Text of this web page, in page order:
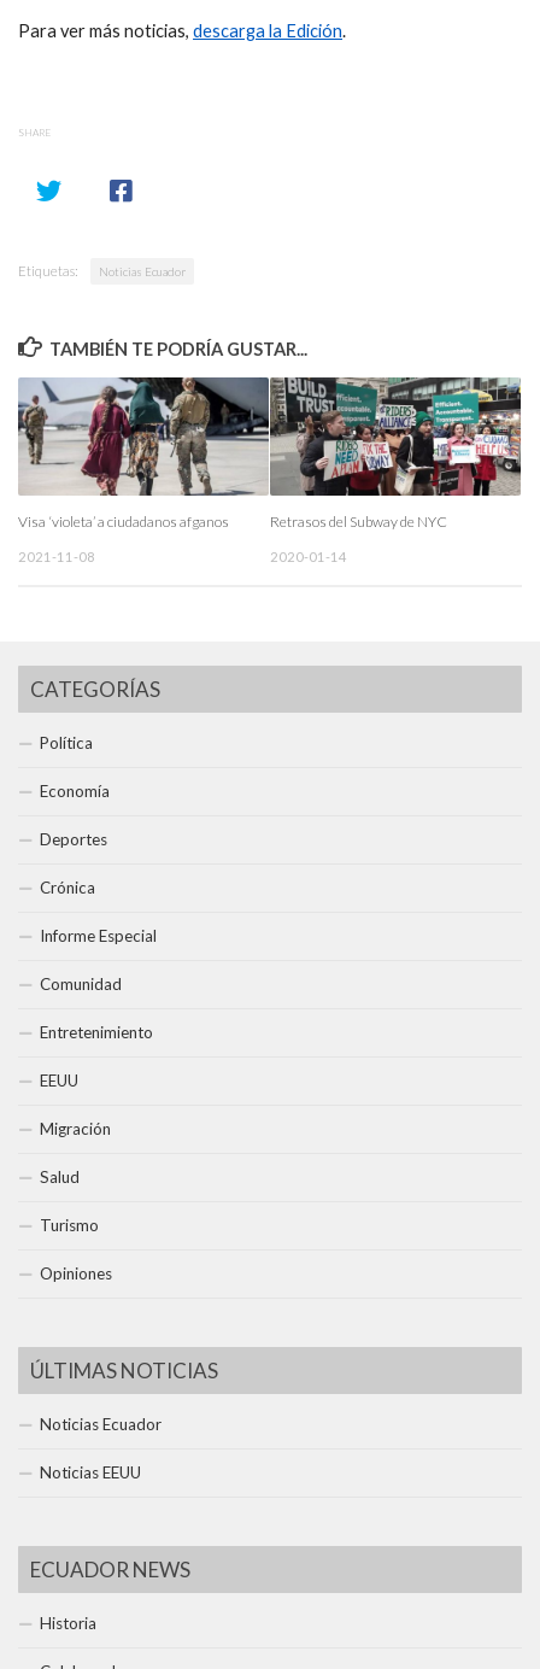
Para ver más noticias, descarga la Edición.
SHARE
Etiquetas: Noticias Ecuador
TAMBIÉN TE PODRÍA GUSTAR...
Visa ‘violeta’ a ciudadanos afganos
2021-11-08
Retrasos del Subway de NYC
2020-01-14
CATEGORÍAS
Política
Economía
Deportes
Crónica
Informe Especial
Comunidad
Entretenimiento
EEUU
Migración
Salud
Turismo
Opiniones
ÚLTIMAS NOTICIAS
Noticias Ecuador
Noticias EEUU
ECUADOR NEWS
Historia